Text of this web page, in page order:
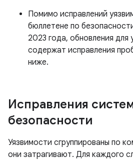
Помимо исправлений
бюллетене по
2023 года, обновления для
содержат исправления
ниже.
Исправления
безопасности
Уязвимости сгруппированы по
они затрагивают. Для каждого